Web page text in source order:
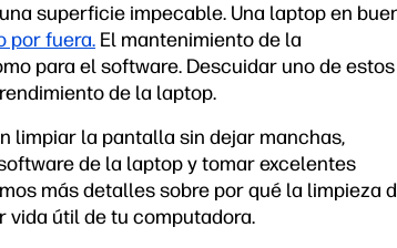
superficie impecable. Una laptop en
por fuera. El mantenimiento de la
para el software. Descuidar uno de estos
de la laptop.
limpiar la pantalla sin dejar manchas,
de la laptop y tomar excelentes
más detalles sobre por qué la limpieza
vida útil de tu computadora.